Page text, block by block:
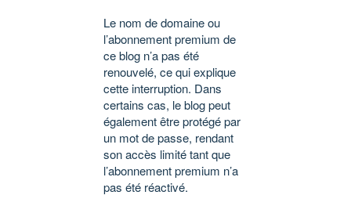
Le nom de domaine ou
l’abonnement premium de
ce blog n’a pas été
renouvelé, ce qui explique
cette interruption. Dans
certains cas, le blog peut
également être protégé par
un mot de passe, rendant
son accès limité tant que
l’abonnement premium n’a
pas été réactivé.